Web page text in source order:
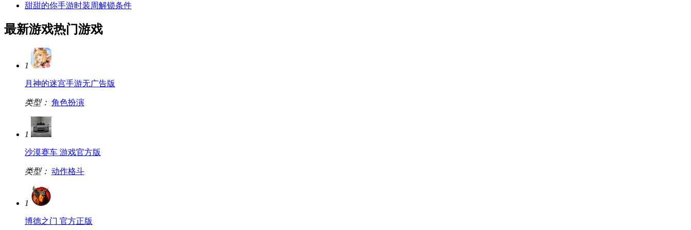
甜甜的你手游时装周解锁条件
最新游戏热门游戏
1
月神的迷宫手游无广告版
类型： 角色扮演
1
沙漠赛车 游戏官方版
类型： 动作格斗
1
博德之门 官方正版